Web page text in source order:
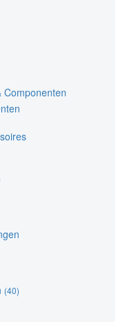
Componenten
(40)